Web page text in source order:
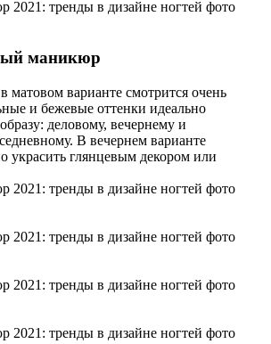
маникюр
матовом варианте смотрится очень
и бежевые оттенки идеально
деловому, вечернему и
В вечернем варианте
глянцевым декором или